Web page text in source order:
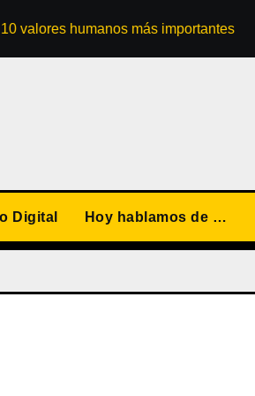
humanos más importantes
Digital Hoy hablamos de …